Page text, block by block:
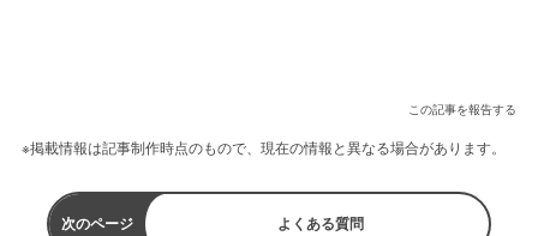
この記事を報告する
※掲載情報は記事制作時点のもので、現在の情報と異なる場合があります。
次のページ よくある質問